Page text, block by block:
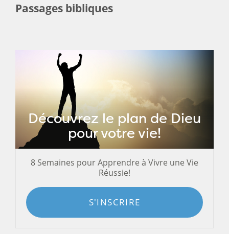
Passages bibliques
Découvrez le plan de Dieu
pour votre vie!
8 Semaines pour Apprendre à Vivre une Vie
Réussie!
S'INSCRIRE